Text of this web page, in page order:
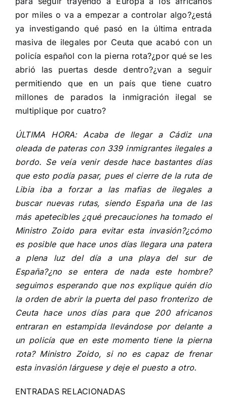
por miles o va a empezar a controlar algo?¿está
ya investigando qué pasó en la última entrada
masiva de ilegales por Ceuta que acabó con un
policía español con la pierna rota?¿por qué se les
abrió las puertas desde dentro?¿van a seguir
permitiendo que en un país que tiene cuatro
millones de parados la inmigración ilegal se
multiplique por cuatro?
ÚLTIMA HORA: Acaba de llegar a Cádiz una
oleada de pateras con 339 inmigrantes ilegales a
bordo. Se veía venir desde hace bastantes días
que esto podía pasar, pues el cierre de la ruta de
Libia iba a forzar a las mafias de ilegales a
buscar nuevas rutas, siendo España una de las
más apetecibles ¿qué precauciones ha tomado el
Ministro Zoido para evitar esta invasión?¿cómo
es posible que hace unos días llegara una patera
a plena luz del día a una playa del sur de
España?¿no se entera de nada este hombre?
seguimos esperando que nos explique quién dio
la orden de abrir la puerta del paso fronterizo de
Ceuta hace unos días para que 200 africanos
entraran en estampida llevándose por delante a
un policía que en este momento tiene la pierna
rota? Ministro Zoido, si no es capaz de frenar
esta invasión lárguese y deje el puesto a otro.
ENTRADAS RELACIONADAS